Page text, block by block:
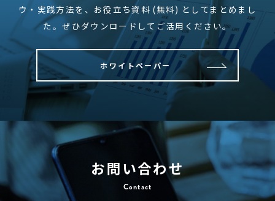
ウ・実践方法を、 お役立ち資料 (無料) としてまとめまし
た。ぜひダウンロードしてご活用ください。
ホワイトペーパー
お問い合わせ
Contact